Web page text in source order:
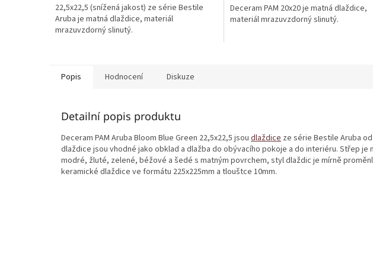
22,5x22,5 (snížená jakost) ze série Bestile
Aruba je matná dlaždice, materiál
mrazuvzdorný slinutý.
Deceram PAM 20x20 je matná dlaždice,
materiál mrazuvzdorný slinutý.
Popis Hodnocení Diskuze
Detailní popis produktu
Deceram PAM Aruba Bloom Blue Green 22,5x22,5 jsou dlaždice ze série Bestile Aruba
dlaždice jsou vhodné jako obklad a dlažba do obývacího pokoje a do interiéru. Střep je
modré, žluté, zelené, béžové a šedé s matným povrchem, styl dlaždic je mírně
keramické dlaždice ve formátu 225x225mm a tlouštce 10mm.